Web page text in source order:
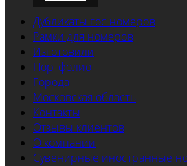
Дубликаты гос номеров
Рамки для номеров
Изготовили
Портфолио
Города
Московская область
Контакты
Отзывы клиентов
О компании
Сувенирные иностранные